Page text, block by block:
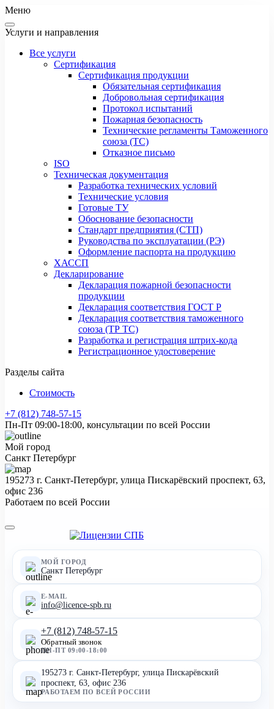
Меню
Услуги и направления
Все услуги
Сертификация
Сертификация продукции
Обязательная сертификация
Добровольная сертификация
Протокол испытаний
Пожарная безопасность
Технические регламенты Таможенного
союза (ТС)
Отказное письмо
ISO
Техническая документация
Разработка технических условий
Технические условия
Готовые ТУ
Обоснование безопасности
Стандарт предприятия (СТП)
Руководства по эксплуатации (РЭ)
Оформление паспорта на продукцию
ХАССП
Декларирование
Декларация пожарной безопасности
продукции
Декларация соответствия ГОСТ Р
Декларация соответствия таможенного
союза (ТР ТС)
Разработка и регистрация штрих-кода
Регистрационное удостоверение
Разделы сайта
Стоимость
+7 (812) 748-57-15
Пн-Пт 09:00-18:00, консультации по всей России
Мой город
Санкт Петербург
195273 г. Санкт-Петербург, улица Пискарёвский проспект, 63,
офис 236
Работаем по всей России
МОЙ ГОРОД
Санкт Петербург
E-MAIL
info@licence-spb.ru
+7 (812) 748-57-15
Обратный звонок
ПН-ПТ 09:00-18:00
195273 г. Санкт-Петербург, улица Пискарёвский
проспект, 63, офис 236
РАБОТАЕМ ПО ВСЕЙ РОССИИ